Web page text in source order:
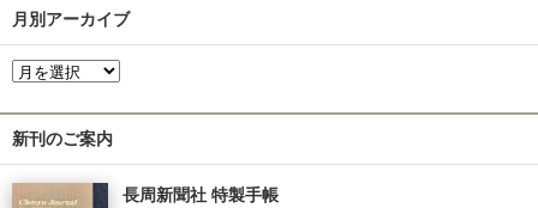
月別アーカイブ
新刊のご案内
長周新聞社 特製手帳